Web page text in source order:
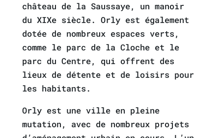
château de la Saussaye, un manoir
du XIXe siècle. Orly est également
dotée de nombreux espaces verts,
comme le parc de la Cloche et le
parc du Centre, qui offrent des
lieux de détente et de loisirs pour
les habitants.
Orly est une ville en pleine
mutation, avec de nombreux projets